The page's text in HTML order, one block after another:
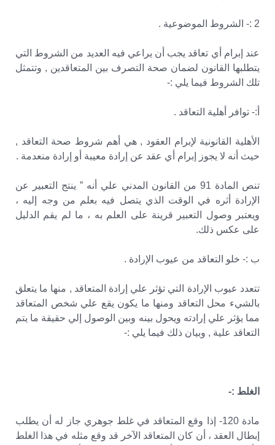
2 :- الشروط الموضوعية .
عند إبرام أي تعاقد يجب أن يراعي فيه العديد من الشروط التي
يتطلبها القانون لضمان صحة التصرف بين المتعاقدين , وتتمثل
تلك الشروط فيما يلي :-
أ:- توافر أهلية التعاقد .
الأهلية القانونية لإبرام العقود , هي أهم شروط صحة التعاقد ,
حيث أنه لا يجوز إبرام أي عقد عن إرادة معيبة أو إرادة منعدمة .
تنص المادة 91 من القانون المدني علي أنه ” ينتج التعبير عن
الإرادة أثره في الوقت الذي يتصل فيه بعلم من وجه إليه ،
ويعتبر وصول التعبير قرينة على العلم به ، ما لم يقم الدليل
على عكس ذلك.
ب :- خلو التعاقد من عيوب الإرادة .
تتعدد عيوب الإرادة التي تؤثر علي إرادة المتعاقد , منها ما يتعلق
بالشيء محل التعاقد ومنها ما يكون يقع علي شخص المتعاقد
مما يؤثر علي إرادته ويحول بينه وبين الوصول إلي حقيقة ما يتم
التعاقد علية , وبيان ذلك فيما يلي :-
الغلط :-
مادة 120- إذا وقع المتعاقد في غلط جوهري جاز له أن يطلب
إبطال العقد ، أن كان المتعاقد الآخر قد وقع مثله في هذا الغلط